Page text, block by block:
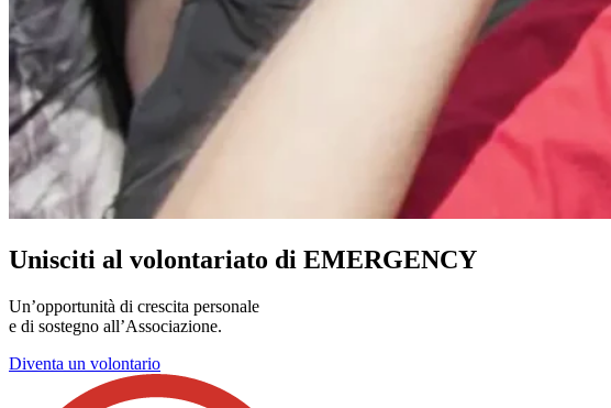
Unisciti al volontariato di EMERGENCY
Un’opportunità di crescita personale
e di sostegno all’Associazione.
Diventa un volontario